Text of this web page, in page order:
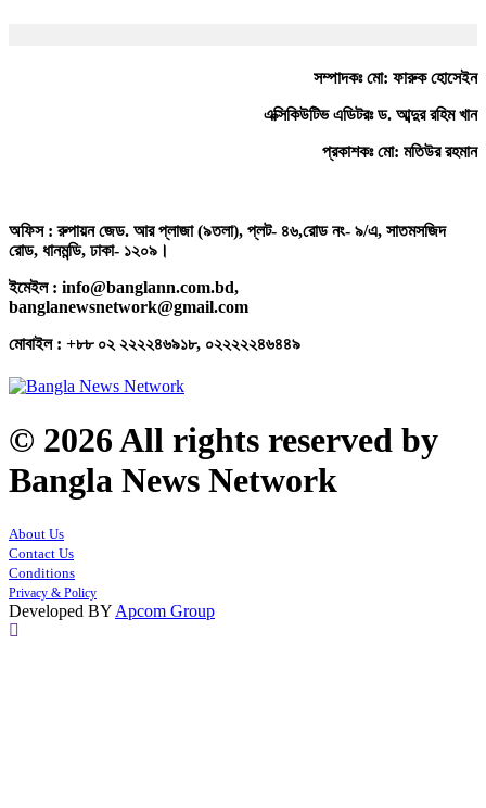
সম্পাদকঃ মো: ফারুক হোসেইন
এক্সিকিউটিভ এডিটরঃ ড. আব্দুর রহিম খান
প্রকাশকঃ মো: মতিউর রহমান
অফিস : রুপায়ন জেড. আর প্লাজা (৯তলা), প্লট- ৪৬,রোড নং- ৯/এ, সাতমসজিদ
রোড, ধানমন্ডি, ঢাকা- ১২০৯।
ইমেইল : info@banglann.com.bd,
banglanewsnetwork@gmail.com
মোবাইল : +৮৮ ০২ ২২২২৪৬৯১৮, ০২২২২২৪৬৪৪৯
© 2026 All rights reserved by
Bangla News Network
About Us
Contact Us
Conditions
Privacy & Policy
Developed BY Apcom Group